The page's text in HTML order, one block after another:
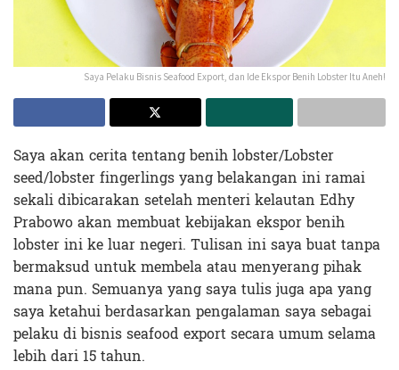
Saya Pelaku Bisnis Seafood Export, dan Ide Ekspor Benih Lobster Itu Aneh!
Saya akan cerita tentang benih lobster/Lobster
seed/lobster fingerlings yang belakangan ini ramai
sekali dibicarakan setelah menteri kelautan Edhy
Prabowo akan membuat kebijakan ekspor benih
lobster ini ke luar negeri. Tulisan ini saya buat tanpa
bermaksud untuk membela atau menyerang pihak
mana pun. Semuanya yang saya tulis juga apa yang
saya ketahui berdasarkan pengalaman saya sebagai
pelaku di bisnis seafood export secara umum selama
lebih dari 15 tahun.